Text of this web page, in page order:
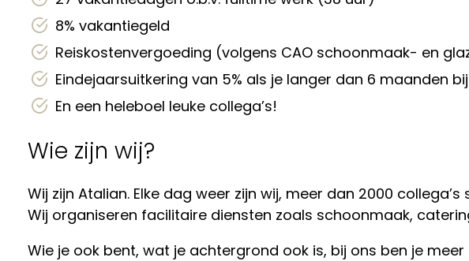
8% vakantiegeld
Reiskostenvergoeding (volgens CAO schoonmaak- en
Eindejaarsuitkering van 5% als je langer dan 6 maanden
En een heleboel leuke collega’s!
Wie zijn wij?
Wij zijn Atalian. Elke dag weer zijn wij, meer dan 2000
Wij organiseren facilitaire diensten zoals schoonmaak,
Wie je ook bent, wat je achtergrond ook is, bij ons ben je